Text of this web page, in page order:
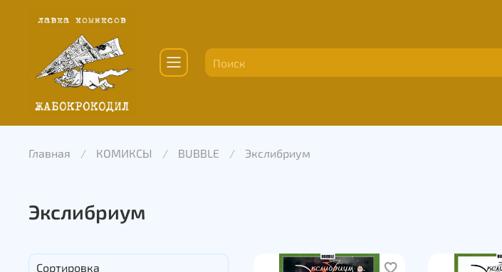
Главная КОМИКСЫ BUBBLE Экслибриум
Экслибриум